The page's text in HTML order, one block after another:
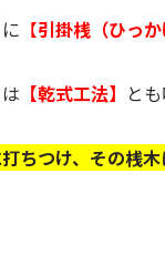
【引掛桟（ひっか
【乾式工法】 とも
ちつけ、その桟